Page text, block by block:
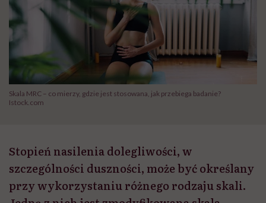
Skala MRC – co mierzy, gdzie jest stosowana, jak przebiega badanie?
Istock.com
Stopień nasilenia dolegliwości, w
szczególności duszności, może być określany
przy wykorzystaniu różnego rodzaju skali.